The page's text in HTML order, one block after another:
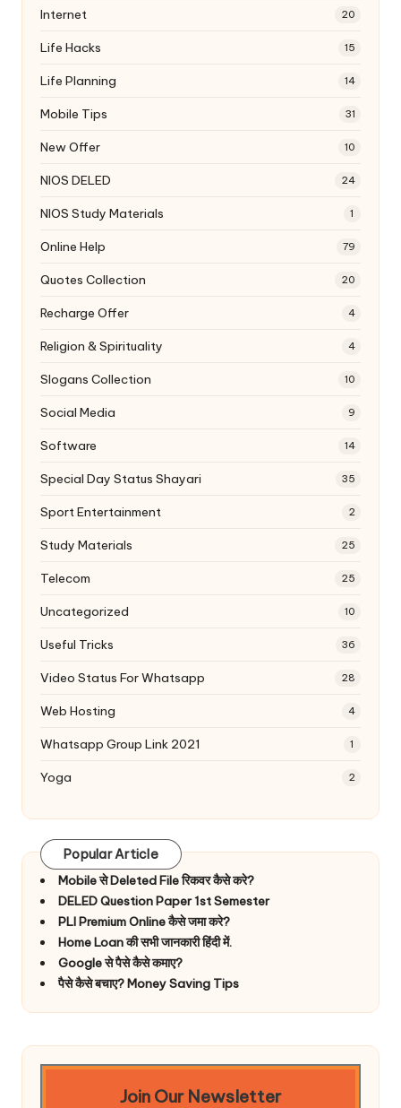
Internet 20
Life Hacks 15
Life Planning 14
Mobile Tips 31
New Offer 10
NIOS DELED 24
NIOS Study Materials 1
Online Help 79
Quotes Collection 20
Recharge Offer 4
Religion & Spirituality 4
Slogans Collection 10
Social Media 9
Software 14
Special Day Status Shayari 35
Sport Entertainment 2
Study Materials 25
Telecom 25
Uncategorized 10
Useful Tricks 36
Video Status For Whatsapp 28
Web Hosting 4
Whatsapp Group Link 2021 1
Yoga 2
Popular Article
Mobile से Deleted File रिकवर कैसे करे?
DELED Question Paper 1st Semester
PLI Premium Online कैसे जमा करे?
Home Loan की सभी जानकारी हिंदी में.
Google से पैसे कैसे कमाए?
पैसे कैसे बचाए? Money Saving Tips
Join Our Newsletter